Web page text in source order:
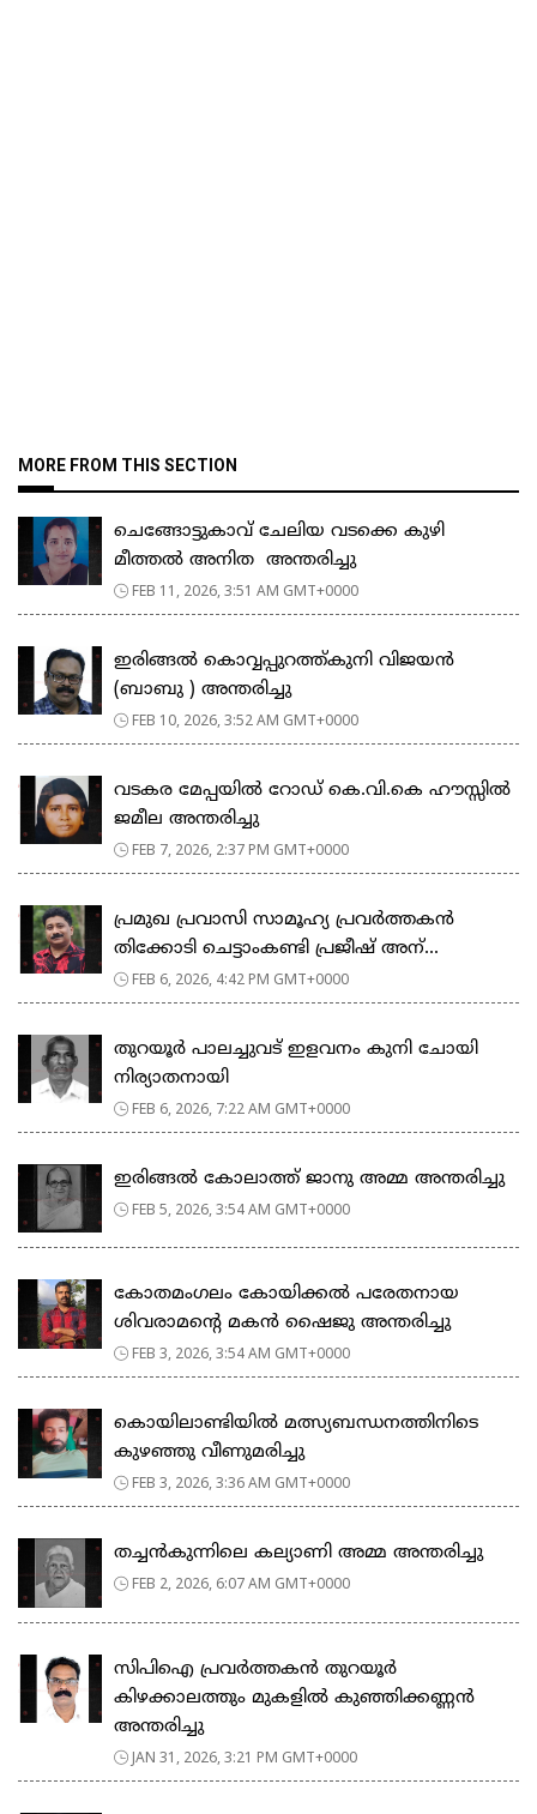
MORE FROM THIS SECTION
ചെങ്ങോട്ടുകാവ് ചേലിയ വടക്കെ കുഴി
മീത്തൽ അനിത അന്തരിച്ചു
FEB 11, 2026, 3:51 AM GMT+0000
ഇരിങ്ങൽ കൊവ്വപ്പുറത്ത്കുനി വിജയൻ
(ബാബു ) അന്തരിച്ചു
FEB 10, 2026, 3:52 AM GMT+0000
വടകര മേപ്പയിൽ റോഡ് കെ.വി.കെ ഹൗസ്സിൽ
ജമീല അന്തരിച്ചു
FEB 7, 2026, 2:37 PM GMT+0000
പ്രമുഖ പ്രവാസി സാമൂഹ്യ പ്രവർത്തകൻ
തിക്കോടി ചെട്ടാംകണ്ടി പ്രജീഷ് അന്...
FEB 6, 2026, 4:42 PM GMT+0000
തുറയൂർ പാലച്ചുവട് ഇളവനം കുനി ചോയി
നിര്യാതനായി
FEB 6, 2026, 7:22 AM GMT+0000
ഇരിങ്ങൽ കോലാത്ത് ജാനു അമ്മ അന്തരിച്ചു
FEB 5, 2026, 3:54 AM GMT+0000
കോതമംഗലം കോയിക്കൽ പരേതനായ
ശിവരാമൻ്റെ മകൻ ഷൈജു അന്തരിച്ചു
FEB 3, 2026, 3:54 AM GMT+0000
കൊയിലാണ്ടിയില്‍ മത്സ്യബന്ധനത്തിനിടെ
കുഴഞ്ഞു വീണുമരിച്ചു
FEB 3, 2026, 3:36 AM GMT+0000
തച്ചൻകുന്നിലെ കല്യാണി അമ്മ അന്തരിച്ചു
FEB 2, 2026, 6:07 AM GMT+0000
സിപിഐ പ്രവർത്തകൻ തുറയൂർ
കിഴക്കാലത്തും മുകളിൽ കുഞ്ഞിക്കണ്ണൻ
അന്തരിച്ചു
JAN 31, 2026, 3:21 PM GMT+0000